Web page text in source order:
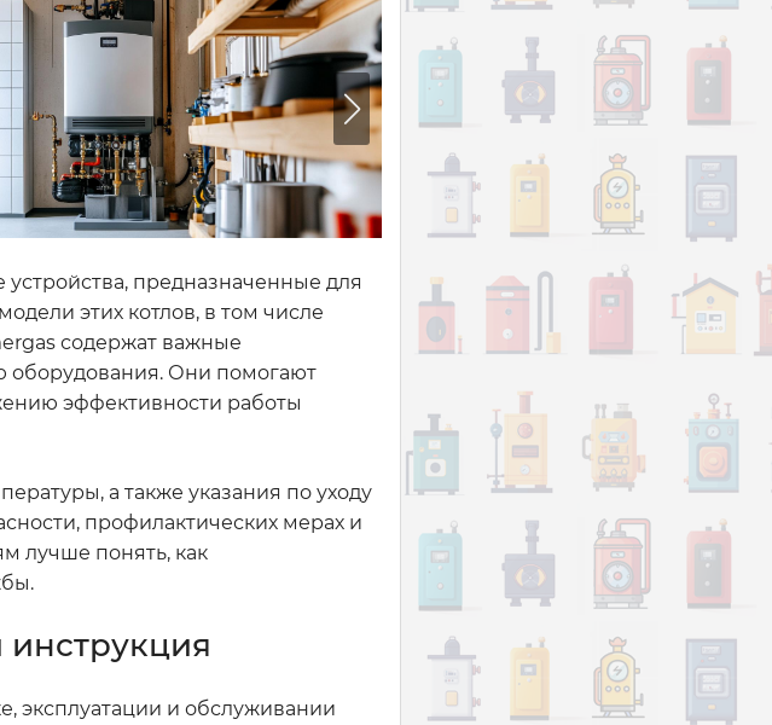
предназначенные для
этих котлов, в том числе
содержат важные
оборудования. Они помогают
эффективности работы
а также указания по уходу
профилактических мерах и
лучше понять, как
инструкция
эксплуатации и обслуживании